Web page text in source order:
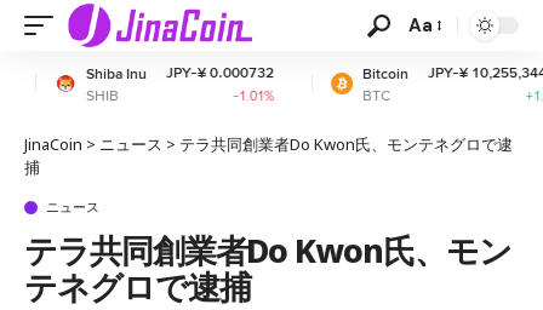
Aa
JPY-¥ 0.000732
-1.01%
Bitcoin
BTC
JPY-¥ 10,255,344.95
JinaCoin > ニュース > テラ共同創業者Do Kwon氏、モンテネグロで逮
捕
ニュース
テラ共同創業者Do Kwon氏、モン
テネグロで逮捕